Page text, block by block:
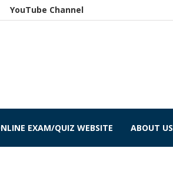
YouTube Channel
EXAM/QUIZ WEBSITE ABOUT US